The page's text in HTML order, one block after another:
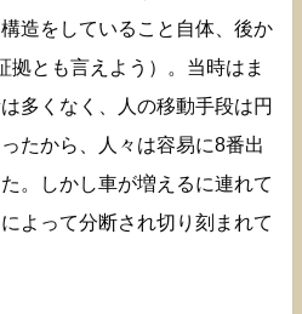
造をしていること自体、後か
拠とも言えよう）。当時はま
多くなく、人の移動手段は円
たから、人々は容易に8番出
。しかし車が増えるに連れて
よって分断され切り刻まれて